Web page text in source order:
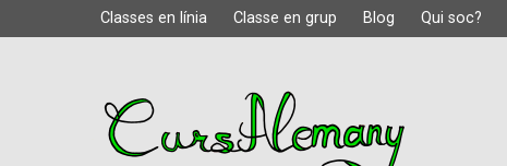
Classes en línia Classe en grup Blog Qui soc?